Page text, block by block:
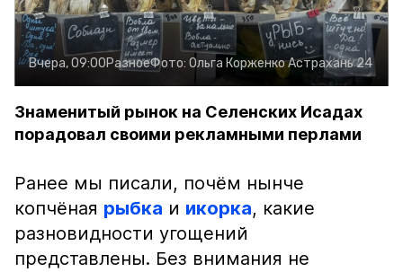
Вчера, 09:00РазноеФото: Ольга КорженкоАстрахань 24
Знаменитый рынок на Селенских Исадах
порадовал своими рекламными перлами
Ранее мы писали, почём нынче
копчёная рыбка и икорка, какие
разновидности угощений
представлены. Без внимания не